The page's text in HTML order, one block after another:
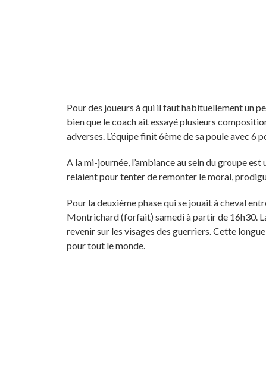
Pour des joueurs à qui il faut habituellement un
bien que le coach ait essayé plusieurs
adverses. L’équipe finit 6ème de sa poule avec 6
A la mi-journée, l’ambiance au sein du groupe
relaient pour tenter de remonter le moral,
Pour la deuxième phase qui se jouait à cheval
Montrichard (forfait) samedi à partir de 16h30.
revenir sur les visages des guerriers. Cette
pour tout le monde.